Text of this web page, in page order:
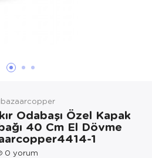
Odabaşı Özel Kapak
40 Cm El Dövme
1
0 yorum